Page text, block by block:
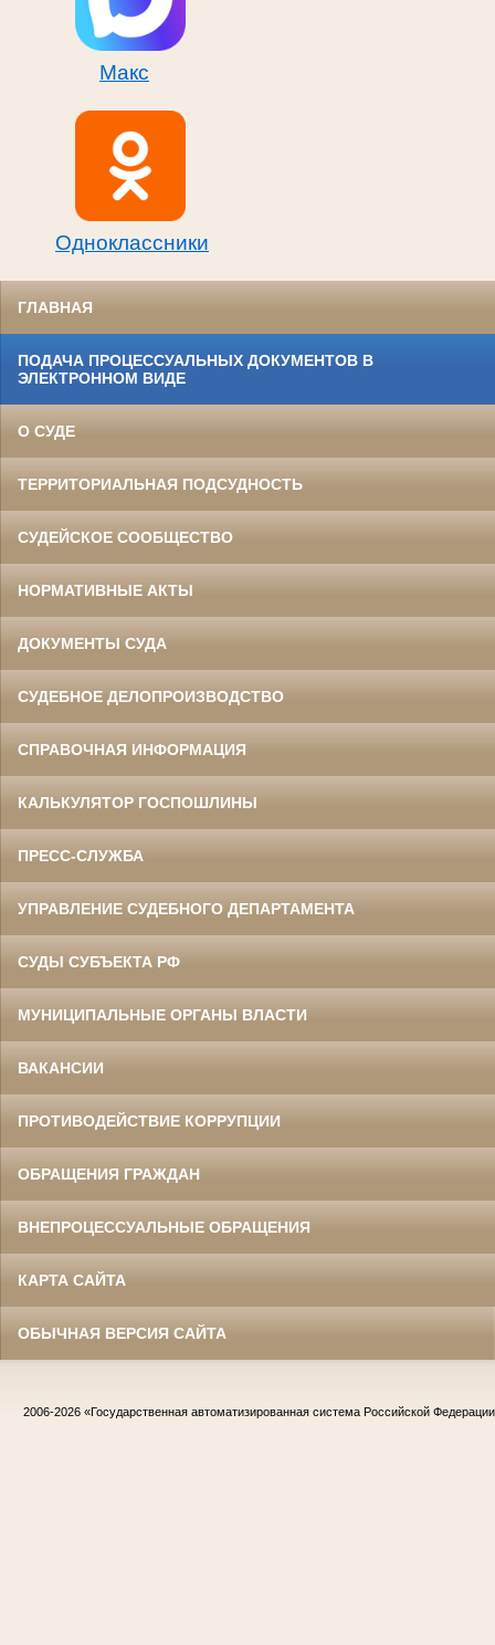
Макс
Одноклассники
ГЛАВНАЯ
ПОДАЧА ПРОЦЕССУАЛЬНЫХ ДОКУМЕНТОВ В
ЭЛЕКТРОННОМ ВИДЕ
О СУДЕ
ТЕРРИТОРИАЛЬНАЯ ПОДСУДНОСТЬ
СУДЕЙСКОЕ СООБЩЕСТВО
НОРМАТИВНЫЕ АКТЫ
ДОКУМЕНТЫ СУДА
СУДЕБНОЕ ДЕЛОПРОИЗВОДСТВО
СПРАВОЧНАЯ ИНФОРМАЦИЯ
КАЛЬКУЛЯТОР ГОСПОШЛИНЫ
ПРЕСС-СЛУЖБА
УПРАВЛЕНИЕ СУДЕБНОГО ДЕПАРТАМЕНТА
СУДЫ СУБЪЕКТА РФ
МУНИЦИПАЛЬНЫЕ ОРГАНЫ ВЛАСТИ
ВАКАНСИИ
ПРОТИВОДЕЙСТВИЕ КОРРУПЦИИ
ОБРАЩЕНИЯ ГРАЖДАН
ВНЕПРОЦЕССУАЛЬНЫЕ ОБРАЩЕНИЯ
КАРТА САЙТА
ОБЫЧНАЯ ВЕРСИЯ САЙТА
2006-2026 «Государственная автоматизированная система Российской